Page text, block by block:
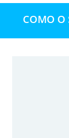
COMO O